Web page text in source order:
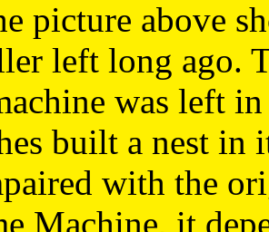
picture above
left long ago.
was left
built a nest in
with the
Machine, it